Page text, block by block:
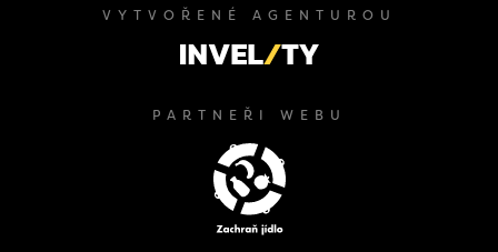
VYTVOŘENÉ AGENTUROU
PARTNEŘI WEBU